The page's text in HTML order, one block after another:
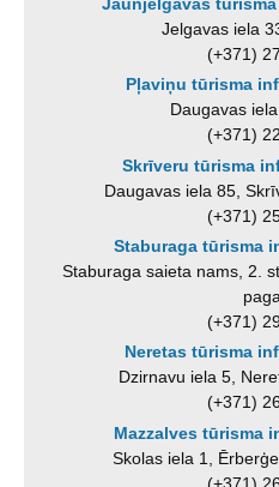
Jelgavas iela
(+371)
Pļaviņu tūrisma
Daugavas
(+371)
Skrīveru tūrisma
Daugavas iela 85,
(+371)
Staburaga tūrisma
Staburaga saieta nams, 2.
(+371)
Neretas tūrisma
Dzirnavu iela 5,
(+371)
Mazzalves tūrisma
Skolas iela 1,
(+371)